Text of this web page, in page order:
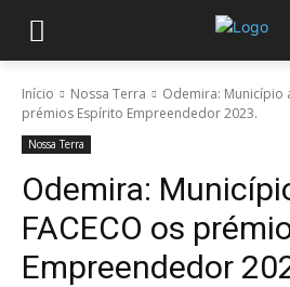
Início Nossa Terra
Odemira: Município
prémios Espírito Empreendedor 2023.
Nossa Terra
Odemira:
FACECO os
Empreendedor